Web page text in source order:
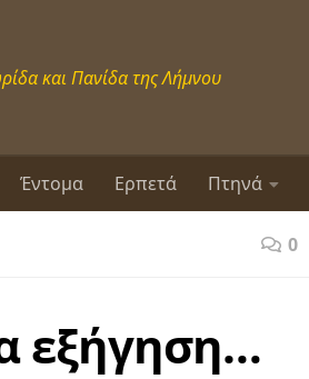
και Πανίδα της Λήμνου
Έντομα Ερπετά Πτηνά
0
εξήγηση…